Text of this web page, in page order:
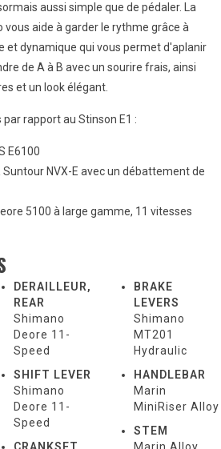
aussi simple que de pédaler. La
aide à garder le rythme grâce à
et dynamique qui vous permet d'aplanir
de A à B avec un sourire frais, ainsi
et un look élégant.
rapport au Stinson E1 :
E6100
Suntour NVX-E avec un débattement de
5100 à large gamme, 11 vitesses
DERAILLEUR,
REAR
Shimano
Deore 11-
Speed
SHIFT LEVER
Shimano
Deore 11-
Speed
BRAKE
LEVERS
Shimano
MT201
Hydraulic
HANDLEBAR
Marin
MiniRiser Alloy
STEM